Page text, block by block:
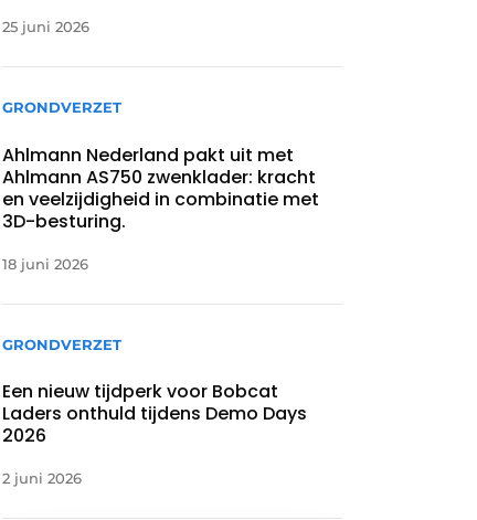
25 juni 2026
GRONDVERZET
Ahlmann Nederland pakt uit met
Ahlmann AS750 zwenklader: kracht
en veelzijdigheid in combinatie met
3D-besturing.
18 juni 2026
GRONDVERZET
Een nieuw tijdperk voor Bobcat
Laders onthuld tijdens Demo Days
2026
2 juni 2026